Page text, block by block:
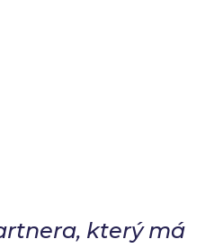
který má